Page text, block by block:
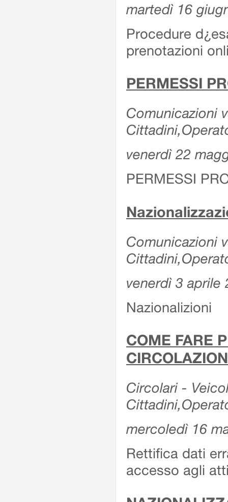
martedì 16
Procedure
prenotazioni
PERMESSI
Comunicazioni
venerdì 22
PERMESSI
Comunicazioni
venerdì 3 aprile
Nazionalizioni
COME FARE
Circolari -
mercoledì 16
Rettifica dati
accesso agli